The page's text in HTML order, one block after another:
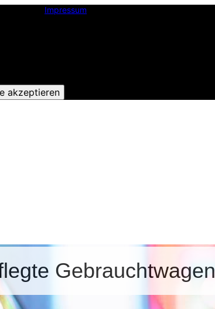
Impressum
akzeptieren
Gebrauchtwagen